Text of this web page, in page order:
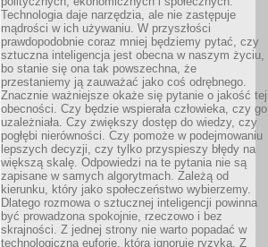
Technologia daje narzędzia, ale nie zastępuje
mądrości w ich używaniu. W przyszłości
prawdopodobnie coraz mniej będziemy pytać, czy
sztuczna inteligencja jest obecna w naszym życiu,
bo stanie się ona tak powszechna, że
przestaniemy ją zauważać jako coś odrębnego.
Znacznie ważniejsze okaże się pytanie o jakość tej
obecności. Czy będzie wspierała człowieka, czy go
uzależniała. Czy zwiększy dostęp do wiedzy, czy
pogłębi nierówności. Czy pomoże w podejmowaniu
lepszych decyzji, czy tylko przyspieszy błędy na
większą skalę. Odpowiedzi na te pytania nie są
zapisane w samych algorytmach. Zależą od
kierunku, który jako społeczeństwo wybierzemy.
Dlatego rozmowa o sztucznej inteligencji powinna
być prowadzona spokojnie, rzeczowo i bez
skrajności. Z jednej strony nie warto popadać w
technologiczną euforię, która ignoruje ryzyka. Z